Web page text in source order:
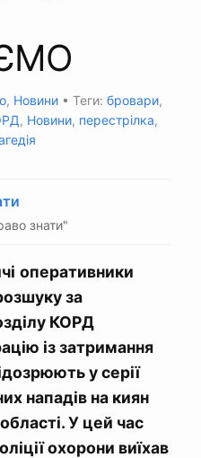
, Новини • Теги: бровари,
, Новини, перестрілка,
знати"
оперативники
за
КОРД
із затримання
у серії
нападів на киян
У цей час
охорони виїхав